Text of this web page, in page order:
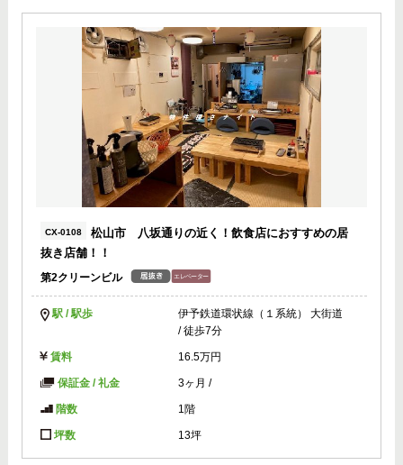
CX-0108
松山市 八坂通りの近く！飲食店におすすめの居
抜き店舗！！
第2クリーンビル
駅 / 駅歩
伊予鉄道環状線（１系統） 大街道
/ 徒歩7分
賃料 16.5万円
保証金 / 礼金 3ヶ月 /
階数 1階
坪数 13坪